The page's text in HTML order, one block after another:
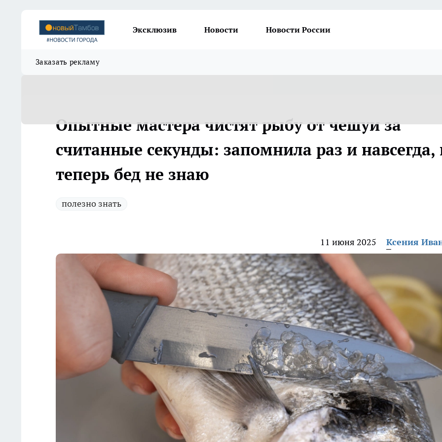
Эксклюзив Новости Новости России
Заказать рекламу
Опытные мастера чистят рыбу от чешуи за
считанные секунды: запомнила раз и навсегда,
теперь бед не знаю
полезно знать
11 июня 2025 Ксения